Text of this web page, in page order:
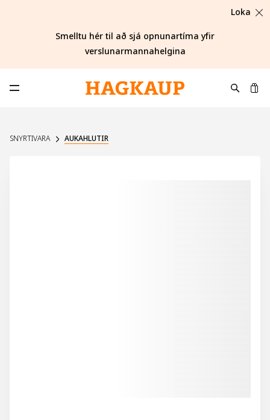
Loka
Smelltu hér til að sjá opnunartíma yfir
verslunarmannahelgina
Opna aðalvalmynd
SNYRTIVARA AUKAHLUTIR